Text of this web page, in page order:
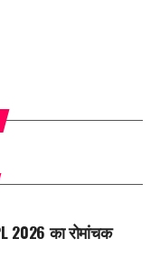
2026 का रोमांचक